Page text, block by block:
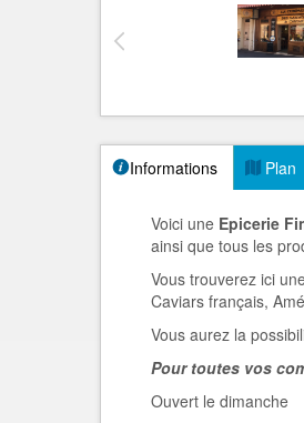
Informations Plan
Voici une Epicerie
ainsi que tous les
Vous trouverez ici
Caviars français,
Vous aurez la
Pour toutes vos
Ouvert le dimanche